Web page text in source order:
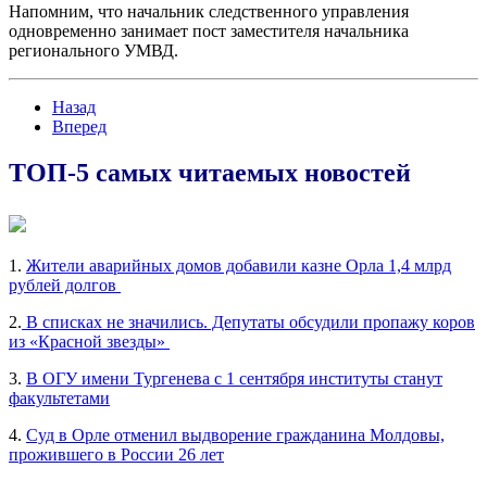
Напомним, что начальник следственного управления
одновременно занимает пост заместителя начальника
регионального УМВД.
Назад
Вперед
ТОП-5 самых читаемых новостей
1. Жители аварийных домов добавили казне Орла 1,4 млрд
рублей долгов
2. В списках не значились. Депутаты обсудили пропажу коров
из «Красной звезды»
3. В ОГУ имени Тургенева с 1 сентября институты станут
факультетами
4. Суд в Орле отменил выдворение гражданина Молдовы,
прожившего в России 26 лет